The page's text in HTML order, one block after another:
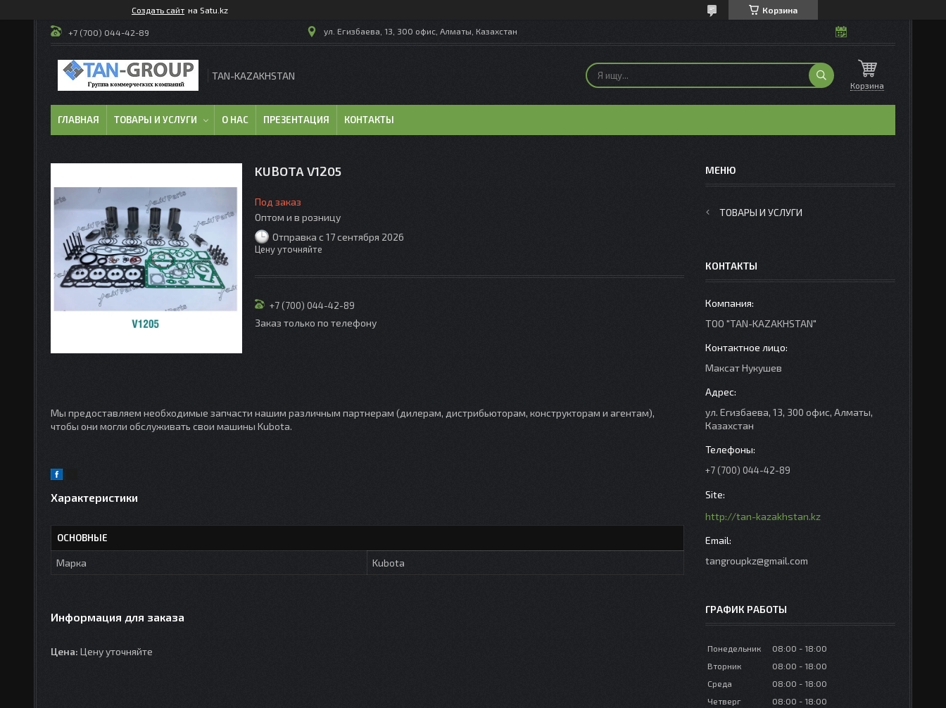
Создать сайт на Satu.kz Корзина
+7 (700) 044-42-89 ул. Егизбаева, 13, 300 офис, Алматы, Казахстан
TAN-KAZAKHSTAN
Корзина
ГЛАВНАЯ ТОВАРЫ И УСЛУГИ О НАС ПРЕЗЕНТАЦИЯ КОНТАКТЫ
KUBOTA V1205
Под заказ
Оптом и в розницу
Отправка с 17 сентября 2026
Цену уточняйте
+7 (700) 044-42-89
Заказ только по телефону
Мы предоставляем необходимые запчасти нашим различным партнерам (дилерам, дистрибьюторам, конструкторам и агентам),
чтобы они могли обслуживать свои машины Kubota.
Характеристики
ОСНОВНЫЕ
Марка Kubota
Информация для заказа
Цена: Цену уточняйте
ТОВАРЫ И УСЛУГИ
КОНТАКТЫ
ТОО "TAN-KAZAKHSTAN"
Максат Нукушев
ул. Егизбаева, 13, 300 офис, Алматы,
Казахстан
+7 (700) 044-42-89
http://tan-kazakhstan.kz
tangroupkz@gmail.com
ГРАФИК РАБОТЫ
Понедельник 08:00
18:00
Вторник
08:00
18:00
Среда
08:00
18:00
Четверг
08:00
18:00